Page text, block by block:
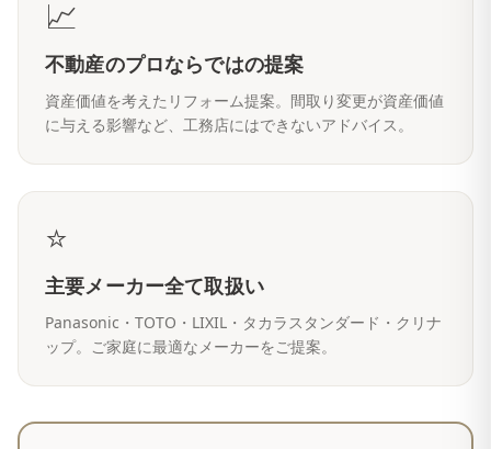
📈
不動産のプロならではの提案
資産価値を考えたリフォーム提案。間取り変更が資産価値
に与える影響など、工務店にはできないアドバイス。
⭐
主要メーカー全て取扱い
Panasonic・TOTO・LIXIL・タカラスタンダード・クリナ
ップ。ご家庭に最適なメーカーをご提案。